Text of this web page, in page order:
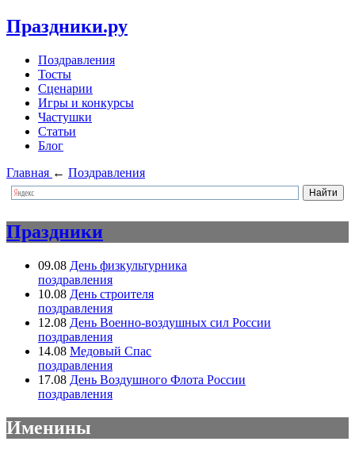
Праздники.ру
Поздравления
Тосты
Сценарии
Игры и конкурсы
Частушки
Статьи
Блог
Главная ← Поздравления
Праздники
09.08 День физкультурника
поздравления
10.08 День строителя
поздравления
12.08 День Военно-воздушных сил России
поздравления
14.08 Медовый Спас
поздравления
17.08 День Воздушного Флота России
поздравления
Именины